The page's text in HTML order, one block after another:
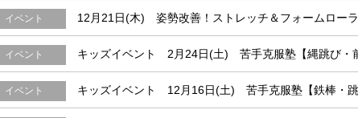
イベント 12月21日(木) 姿勢改善！ストレッチ＆フォームロー
イベント キッズイベント 2月24日(土) 苦手克服塾【縄跳び・
イベント キッズイベント 12月16日(土) 苦手克服塾【鉄棒・